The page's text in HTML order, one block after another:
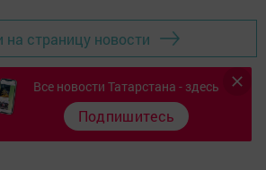
на страницу новости
Все новости Татарстана - здесь
Подпишитесь